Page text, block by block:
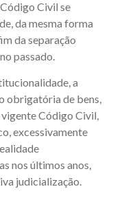
Civil se
da mesma forma
da separação
passado.
a
obrigatória de bens,
Código Civil,
excessivamente
nos últimos anos,
judicialização.